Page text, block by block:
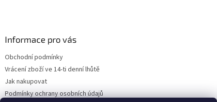
Informace pro vás
Obchodní podmínky
Vrácení zboží ve 14-ti denní lhůtě
Jak nakupovat
Podmínky ochrany osobních údajů